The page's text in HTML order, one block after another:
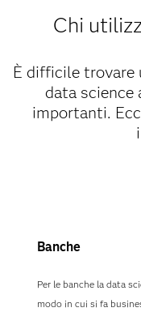
Chi
È difficile trovare
data science
importanti.
Banche
Per le banche la data
modo in cui si fa